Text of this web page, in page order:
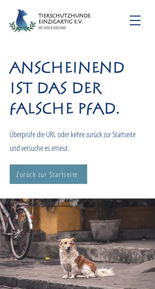
Anscheinend
ist das der
falsche Pfad.
Überprüfe die URL oder kehre zurück zur Startseite
und versuche es erneut.
Zurück zur Startseite